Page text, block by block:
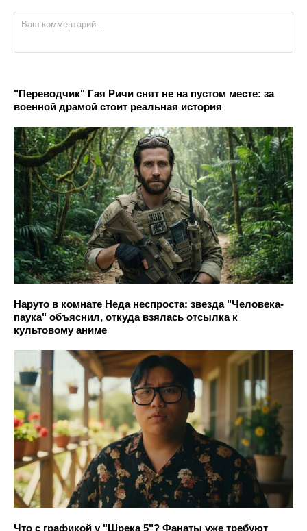
"Переводчик" Гая Ричи снят не на пустом месте: за
военной драмой стоит реальная история
Наруто в комнате Неда неспроста: звезда "Человека-
паука" объяснил, откуда взялась отсылка к
культовому аниме
Что с графикой у "Шрека 5"? Фанаты уже требуют